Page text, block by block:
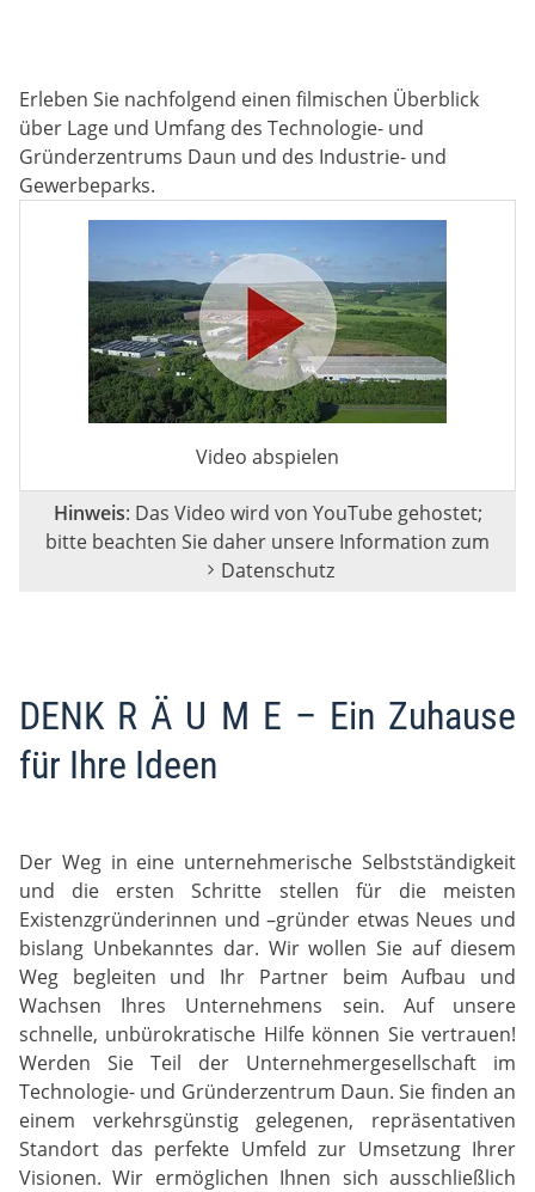
Erleben Sie nachfolgend einen filmischen Überblick
über Lage und Umfang des Technologie- und
Gründerzentrums Daun und des Industrie- und
Gewerbeparks.
Video abspielen
Hinweis: Das Video wird von YouTube gehostet;
bitte beachten Sie daher unsere Information zum
Datenschutz
DENK R Ä U M E – Ein Zuhause
für Ihre Ideen
Der Weg in eine unternehmerische Selbstständigkeit
und die ersten Schritte stellen für die meisten
Existenzgründerinnen und –gründer etwas Neues und
bislang Unbekanntes dar. Wir wollen Sie auf diesem
Weg begleiten und Ihr Partner beim Aufbau und
Wachsen Ihres Unternehmens sein. Auf unsere
schnelle, unbürokratische Hilfe können Sie vertrauen!
Werden Sie Teil der Unternehmergesellschaft im
Technologie- und Gründerzentrum Daun. Sie finden an
einem verkehrsgünstig gelegenen, repräsentativen
Standort das perfekte Umfeld zur Umsetzung Ihrer
Visionen. Wir ermöglichen Ihnen sich ausschließlich